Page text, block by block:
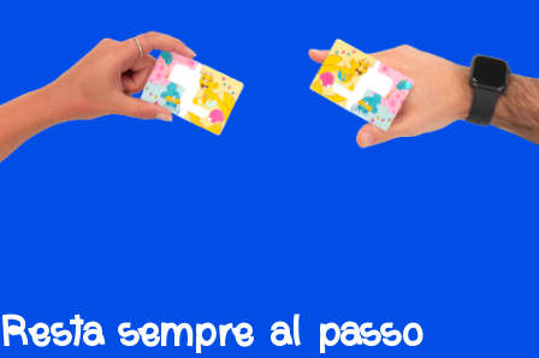
Resta sempre al passo